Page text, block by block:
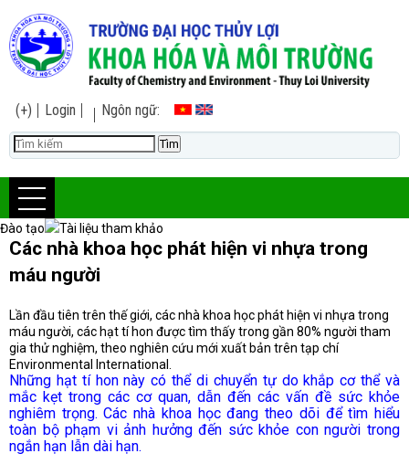
(+) Login Ngôn ngữ:
Đào tạo Tài liệu tham khảo
Các nhà khoa học phát hiện vi nhựa trong
máu người
Lần đầu tiên trên thế giới, các nhà khoa học phát hiện vi nhựa trong
máu người, các hạt tí hon được tìm thấy trong gần 80% người tham
gia thử nghiệm, theo nghiên cứu mới xuất bản trên tạp chí
Environmental International.
Những hạt tí hon này có thể di chuyển tự do khắp cơ thể và
mắc kẹt trong các cơ quan, dẫn đến các vấn đề sức khỏe
nghiêm trọng. Các nhà khoa học đang theo dõi để tìm hiểu
toàn bộ phạm vi ảnh hưởng đến sức khỏe con người trong
ngắn hạn lẫn dài hạn.